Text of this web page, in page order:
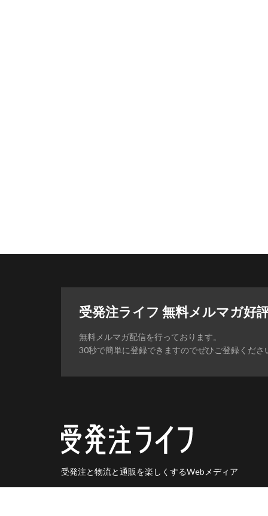
受発注ライフ 無料メルマガ好
無料メルマガ配信を行っております。
30秒で簡単に登録できますのでぜひご登録くださ
受発注と物流と通販を楽しくするWebメディア